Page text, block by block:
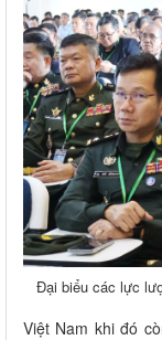
Đại biểu các lực
Việt Nam khi đó